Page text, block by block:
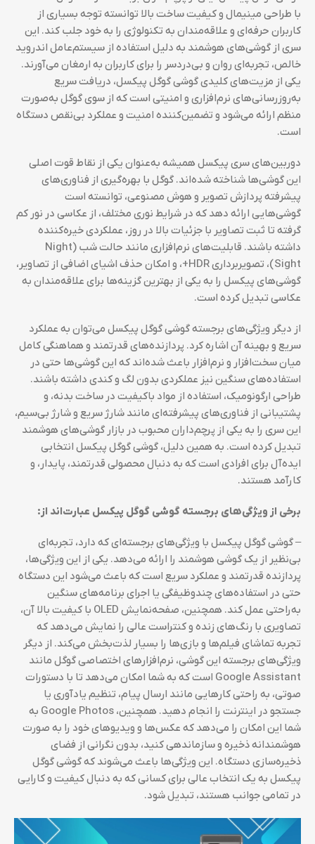
با طراحی مینیمال و کیفیت ساخت بالا توانسته توجه بسیاری از
کاربران حرفه‌ای و علاقه‌مندان به تکنولوژی را به خود جلب کند. این
سری از گوشی‌های هوشمند به دلیل استفاده از سیستم‌عامل اندروید
خالص، تجربه‌ای روان و بی‌دردسر را برای کاربران به ارمغان می‌آورند.
یکی از مزیت‌های کلیدی گوشی گوگل پیکسل، دریافت سریع
به‌روزرسانی‌های نرم‌افزاری و امنیتی است که از سوی گوگل به‌صورت
منظم ارائه می‌شود و تضمین‌کننده امنیت و عملکرد بی‌نقص دستگاه
است.
دوربین‌های سری پیکسل همیشه به‌عنوان یکی از نقاط قوت اصلی
این گوشی‌ها شناخته شده‌اند. گوگل با بهره‌گیری از فناوری‌های
پیشرفته پردازش تصویر و هوش مصنوعی، توانسته است
گوشی‌هایی ارائه دهد که در شرایط نوری مختلف، از عکاسی در نور کم
گرفته تا ثبت تصاویر با جزئیات بالا در روز، عملکردی خیره‌کننده
داشته باشند. قابلیت‌های نرم‌افزاری مانند حالت شب (Night
Sight)، تصویربرداری HDR+، و امکان حذف اشیای اضافی از تصاویر،
گوشی‌های پیکسل را به یکی از بهترین گزینه‌ها برای علاقه‌مندان به
عکاسی تبدیل کرده است.
از دیگر ویژگی‌های برجسته گوشی گوگل پیکسل می‌توان به عملکرد
سریع و بهینه آن اشاره کرد. پردازنده‌های قدرتمند و هماهنگی کامل
میان سخت‌افزار و نرم‌افزار باعث شده‌اند که این گوشی‌ها حتی در
استفاده‌های سنگین نیز عملکردی بدون لگ و کندی داشته باشند.
طراحی ارگونومیک، استفاده از مواد باکیفیت در ساخت بدنه، و
پشتیبانی از فناوری‌های پیشرفته‌ای مانند شارژ سریع و شارژ بی‌سیم،
این سری را به یکی از پرچم‌داران محبوب در بازار گوشی‌های هوشمند
تبدیل کرده است. به همین دلیل، گوشی گوگل پیکسل انتخابی
ایده‌آل برای افرادی است که به دنبال محصولی قدرتمند، پایدار، و
کارآمد هستند.
برخی از ویژگی‌های برجسته گوشی گوگل پیکسل عبارت‌اند از:
– گوشی گوگل پیکسل با ویژگی‌های برجسته‌ای که دارد، تجربه‌ای
بی‌نظیر از یک گوشی هوشمند را ارائه می‌دهد. یکی از این ویژگی‌ها،
پردازنده قدرتمند و عملکرد سریع است که باعث می‌شود این دستگاه
حتی در استفاده‌های چندوظیفگی یا اجرای برنامه‌های سنگین
به‌راحتی عمل کند. همچنین، صفحه‌نمایش OLED با کیفیت بالا آن،
تصاویری با رنگ‌های زنده و کنتراست عالی را نمایش می‌دهد که
تجربه تماشای فیلم‌ها و بازی‌ها را بسیار لذت‌بخش می‌کند. از دیگر
ویژگی‌های برجسته این گوشی، نرم‌افزارهای اختصاصی گوگل مانند
Google Assistant است که به شما امکان می‌دهد تا با دستورات
صوتی، به راحتی کارهایی مانند ارسال پیام، تنظیم یادآوری یا
جستجو در اینترنت را انجام دهید. همچنین، Google Photos به
شما این امکان را می‌دهد که عکس‌ها و ویدیوهای خود را به صورت
هوشمندانه ذخیره و سازماندهی کنید، بدون نگرانی از فضای
ذخیره‌سازی دستگاه. این ویژگی‌ها باعث می‌شوند که گوشی گوگل
پیکسل به یک انتخاب عالی برای کسانی که به دنبال کیفیت و کارایی
در تمامی جوانب هستند، تبدیل شود.